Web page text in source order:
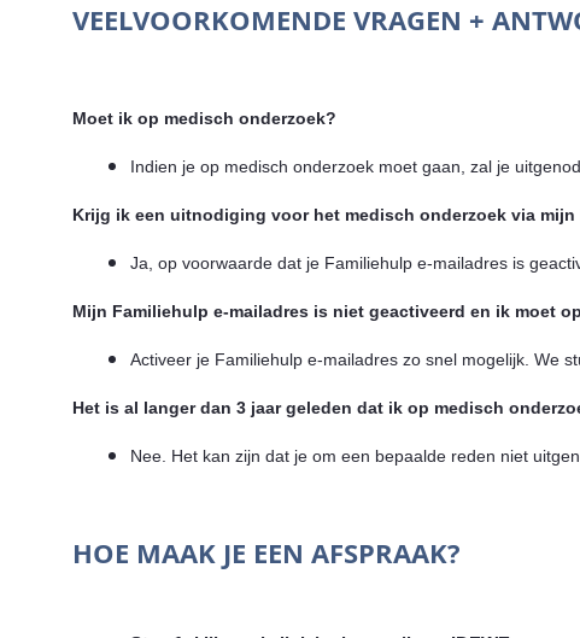
VEELVOORKOMENDE VRAGEN +
Moet ik op medisch onderzoek?
Indien je op medisch onderzoek moet gaan, zal je
Krijg ik een uitnodiging voor het medisch onderzoek via mijn
Ja, op voorwaarde dat je Familiehulp e-mailadres is
Mijn Familiehulp e-mailadres is niet geactiveerd en ik moet
Activeer je Familiehulp e-mailadres zo snel mogelijk. We
Het is al langer dan 3 jaar geleden dat ik op medisch
Nee. Het kan zijn dat je om een bepaalde reden niet
HOE MAAK JE EEN AFSPRAAK?